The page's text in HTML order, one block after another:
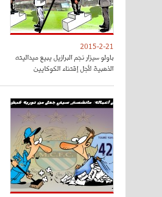
2015-2-21
باولو سيزار نجم البرازيل يبيع ميداليته
الذهبية لأجل إقتناء الكوكايين